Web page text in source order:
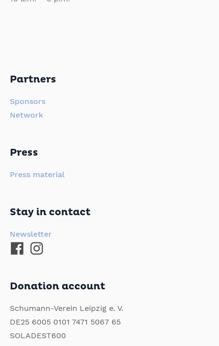
Partners
Sponsors
Network
Press
Press material
Stay in contact
Newsletter
Donation account
Schumann-Verein Leipzig e. V.
DE25 6005 0101 7471 5067 65
SOLADEST600